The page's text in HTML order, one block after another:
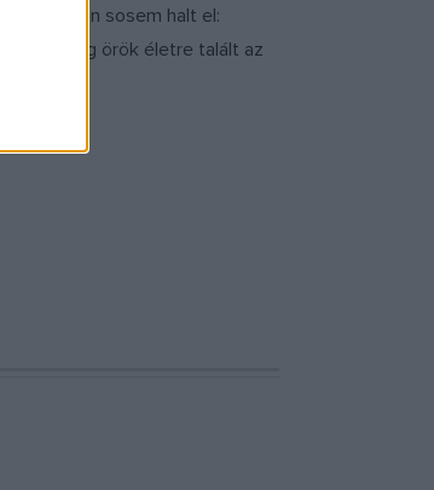
azonban sosem halt el:
pedig örök életre talált az